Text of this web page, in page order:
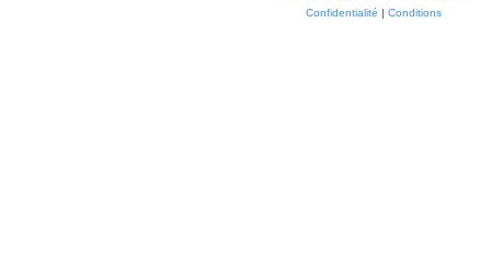
Confidentialité | Conditions